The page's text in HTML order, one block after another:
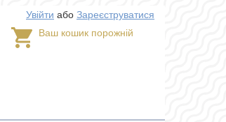
Увійти або Зареєструватися
Ваш кошик порожній